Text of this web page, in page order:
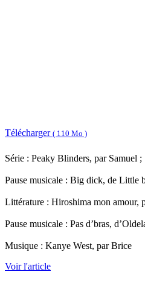
Télécharger ( 110 Mo )
Série : Peaky Blinders, par Samuel ;
Pause musicale : Big dick, de Little
Littérature : Hiroshima mon amour,
Pause musicale : Pas d’bras,
Musique : Kanye West, par Brice
Voir l'article